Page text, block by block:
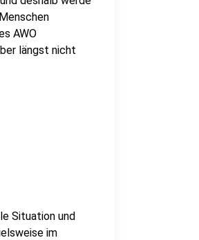
AWO
längst nicht
Situation und
im